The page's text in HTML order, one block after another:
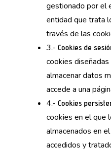
gestionado por el
entidad que trata
través de las
3.- Cookies de
cookies
almacenar datos
accede a una
4.- Cookies
cookies en el que
almacenados en
accedidos y